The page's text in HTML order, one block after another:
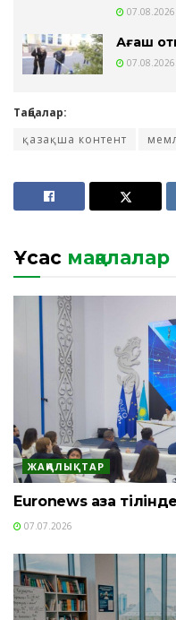
07.08.2026
Ағаш
07.08.2026
Таңбалар:
қазақша контент
Ұқсас мақалалар
ЖАҢАЛЫҚТАР
Euronews қазақ
07.07.2026